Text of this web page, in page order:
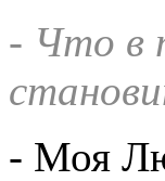
- Что в
- Моя